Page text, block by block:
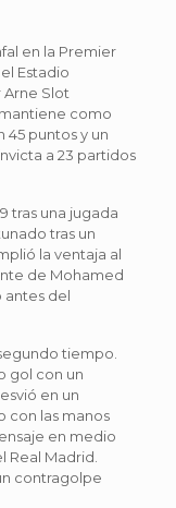
en la Premier
Estadio
Slot
como
puntos y un
a 23 partidos
tras una jugada
tras un
la ventaja al
de Mohamed
antes del
tiempo.
gol con un
en un
con las manos
en medio
Real Madrid.
contragolpe